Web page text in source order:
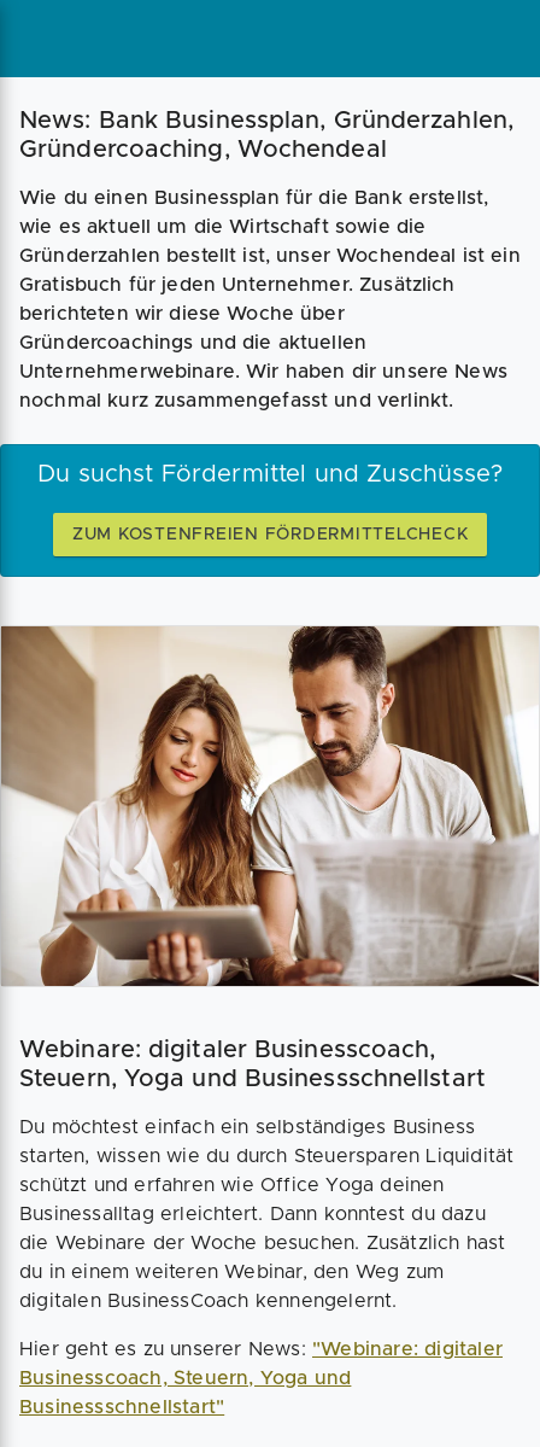
Magazin Businessplan Fördermittel
News: Bank Businessplan, Gründerzahlen,
Gründercoaching, Wochendeal
Wie du einen Businessplan für die Bank erstellst,
wie es aktuell um die Wirtschaft sowie die
Gründerzahlen bestellt ist, unser Wochendeal ist ein
Gratisbuch für jeden Unternehmer. Zusätzlich
berichteten wir diese Woche über
Gründercoachings und die aktuellen
Unternehmerwebinare. Wir haben dir unsere News
nochmal kurz zusammengefasst und verlinkt.
Du suchst Fördermittel und Zuschüsse?
ZUM KOSTENFREIEN FÖRDERMITTELCHECK
Webinare: digitaler Businesscoach,
Steuern, Yoga und Businessschnellstart
Du möchtest einfach ein selbständiges Business
starten, wissen wie du durch Steuersparen Liquidität
schützt und erfahren wie Office Yoga deinen
Businessalltag erleichtert. Dann konntest du dazu
die Webinare der Woche besuchen. Zusätzlich hast
du in einem weiteren Webinar, den Weg zum
digitalen BusinessCoach kennengelernt.
Hier geht es zu unserer News: "Webinare: digitaler
Businesscoach, Steuern, Yoga und
Businessschnellstart"